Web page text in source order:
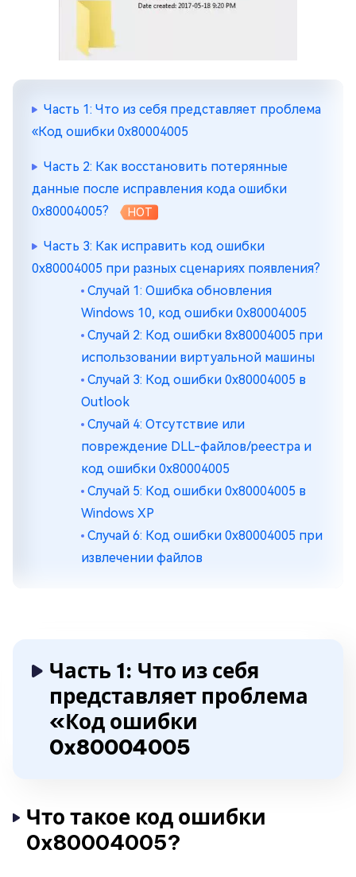
Часть 1: Что из себя представляет проблема
«Код ошибки 0x80004005
Часть 2: Как восстановить потерянные
данные после исправления кода ошибки
0x80004005?
HOT
Часть 3: Как исправить код ошибки
0x80004005 при разных сценариях появления?
Случай 1: Ошибка обновления
Windows 10, код ошибки 0x80004005
Случай 2: Код ошибки 8x80004005 при
использовании виртуальной машины
Случай 3: Код ошибки 0x80004005 в
Outlook
Случай 4: Отсутствие или
повреждение DLL-файлов/реестра и
код ошибки 0x80004005
Случай 5: Код ошибки 0x80004005 в
Windows XP
Случай 6: Код ошибки 0x80004005 при
извлечении файлов
Часть 1: Что из себя
представляет проблема
«Код ошибки
0x80004005
Что такое код ошибки
0x80004005?